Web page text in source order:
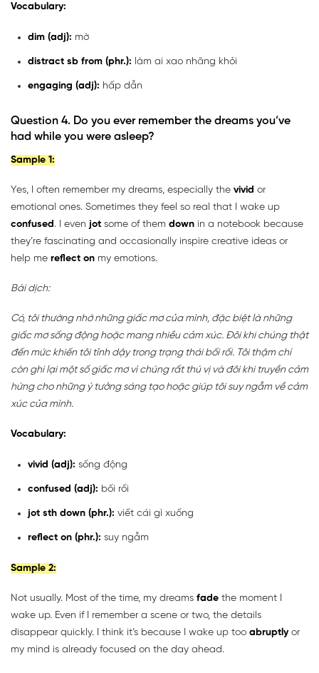
Vocabulary:
dim (adj): mờ
distract sb from (phr.): làm ai xao nhãng khỏi
engaging (adj): hấp dẫn
Question 4. Do you ever remember the dreams you’ve
had while you were asleep?
Sample 1:
Yes, I often remember my dreams, especially the vivid or
emotional ones. Sometimes they feel so real that I wake up
confused. I even jot some of them down in a notebook because
they’re fascinating and occasionally inspire creative ideas or
help me reflect on my emotions.
Bài dịch:
Có, tôi thường nhớ những giấc mơ của mình, đặc biệt là những
giấc mơ sống động hoặc mang nhiều cảm xúc. Đôi khi chúng thật
đến mức khiến tôi tỉnh dậy trong trạng thái bối rối. Tôi thậm chí
còn ghi lại một số giấc mơ vì chúng rất thú vị và đôi khi truyền cảm
hứng cho những ý tưởng sáng tạo hoặc giúp tôi suy ngẫm về cảm
xúc của mình.
Vocabulary:
vivid (adj): sống động
confused (adj): bối rối
jot sth down (phr.): viết cái gì xuống
reflect on (phr.): suy ngẫm
Sample 2:
Not usually. Most of the time, my dreams fade the moment I
wake up. Even if I remember a scene or two, the details
disappear quickly. I think it’s because I wake up too abruptly or
my mind is already focused on the day ahead.